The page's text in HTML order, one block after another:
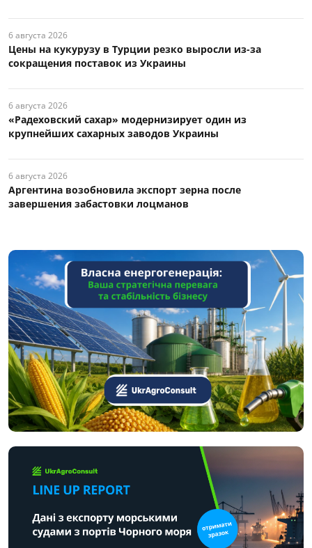
6 августа 2026
Цены на кукурузу в Турции резко выросли из-за
сокращения поставок из Украины
6 августа 2026
«Радеховский сахар» модернизирует один из
крупнейших сахарных заводов Украины
6 августа 2026
Аргентина возобновила экспорт зерна после
завершения забастовки лоцманов